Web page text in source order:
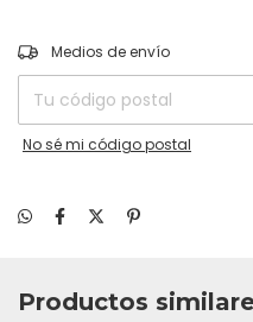
Entregas para el CP:
Medios de envío
No sé mi código postal
Productos